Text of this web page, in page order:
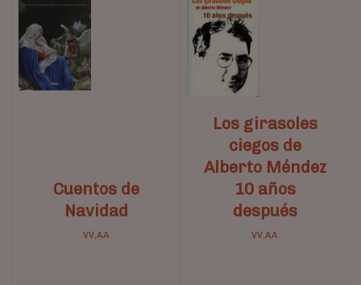
Cuentos de
Navidad
VV,AA
Los girasoles
ciegos de
Alberto Méndez
10 años
después
VV,AA